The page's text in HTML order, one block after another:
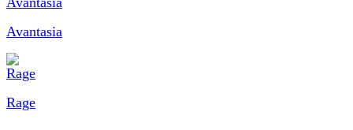
Avantasia
Rage